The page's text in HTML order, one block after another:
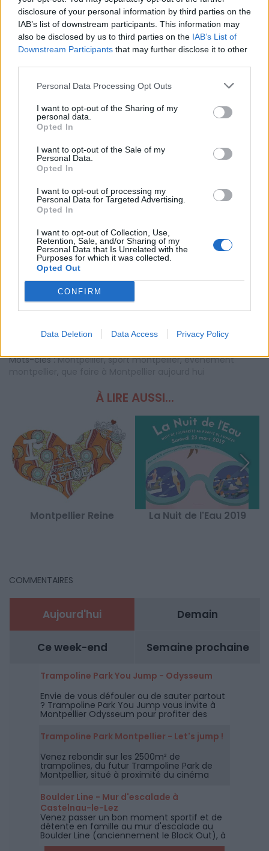
disclosure of your personal information by third parties on the
IAB’s list of downstream participants. This information may
also be disclosed by us to third parties on the IAB’s List of
Downstream Participants that may further disclose it to other
Personal Data Processing Opt Outs
I want to opt-out of the Sharing of my
personal data.
Opted In
I want to opt-out of the Sale of my
Personal Data.
Opted In
I want to opt-out of processing my
Personal Data for Targeted Advertising.
Opted In
I want to opt-out of Collection, Use,
Retention, Sale, and/or Sharing of my
Personal Data that Is Unrelated with the
Purposes for which it was collected.
Opted Out
CONFIRM
Data Deletion Data Access Privacy Policy
TARIFS
Pour les simples visiteurs : Gratuit
par accompagnant pour le repas : 11€
par sportif licencié pour les activités et/ou cross + repas :
SITE OFFICIEL
www.facebook.com
AFFICHER LA CARTE
Mots-clés : Montpellier,sport montpellier,événement
,
À LIRE AUSSI...
Montpellier Reine La Nuit de l'Eau 2019
COMMENTAIRES
Aujourd'hui Demain
Ce week-end Semaine prochaine
Trampoline Park You Jump - Odysseum
Envie de vous défouler ou de sauter partout
? Trampoline Park You Jump vous invite à
Montpellier Odysseum pour profiter des
trampolines mais aussi du parcours Ninja.
Trampoline Park Montpellier - Let's jump !
Venez rebondir sur les 2500m² de
trampolines, du futur Trampoline Park de
Montpellier, situé à proximité du cinéma
CGR de Lattes.
Boulder Line - Mur d'escalade à
Castelnau-le-Lez
Venez passer un bon moment sportif et de
détente en famille au mur d'escalade au
Boulder Line (anciennement le Block Out), à
coté de Montpellier.